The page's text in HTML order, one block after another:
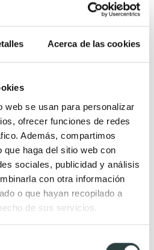
Acerca de las cookies
web se usan para personalizar
ofrecer funciones de redes
Además, compartimos
haga del sitio web con
sociales, publicidad y análisis
con otra información
o que hayan recopilado a
de sus servicios.
Ofertas
Pago fraccionado